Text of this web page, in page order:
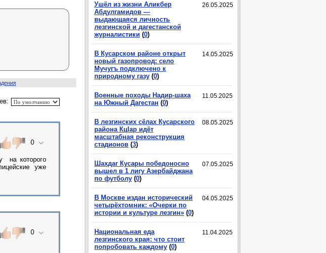
26.05.2025
Ушёл из жизни Аликбер
Абдулгамидов —
выдающаяся личность
лезгинской и дагестанской
журналистики (0)
14.05.2025
В Кусарском районе открыт
новый газопровод: село
Мучугъ подключено к
природному газу (0)
11.05.2025
Военные походы Надир-шаха
на Южный Дагестан (0)
08.05.2025
В лезгинских сёлах Кусарского
района КцIар идёт
масштабная реконструкция
стадионов (3)
07.05.2025
Шахдаг Кусары победоносно
вышел в 1 лигу Азербайджана
по футболу (0)
04.05.2025
В Москве издан исторический
четырёхтомник: «Очерки по
истории и культуре лезгин» (0)
11.04.2025
Национальная еда
лезгинского края: что стоит
попробовать каждому (0)
0
на которого
уже
0